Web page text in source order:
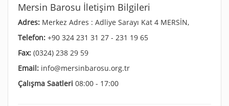
Mersin Barosu İletişim Bilgileri
Adres: Merkez Adres : Adliye Sarayı Kat 4 MERSİN,
Telefon: +90 324 231 31 27 - 231 19 65
Fax: (0324) 238 29 59
Email: info@mersinbarosu.org.tr
Çalışma Saatleri 08:00 - 17:00